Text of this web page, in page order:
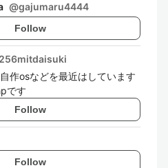
@gajumaru4444
Follow
256mitdaisuki
作osなどを最近はしています
です
Follow
Follow